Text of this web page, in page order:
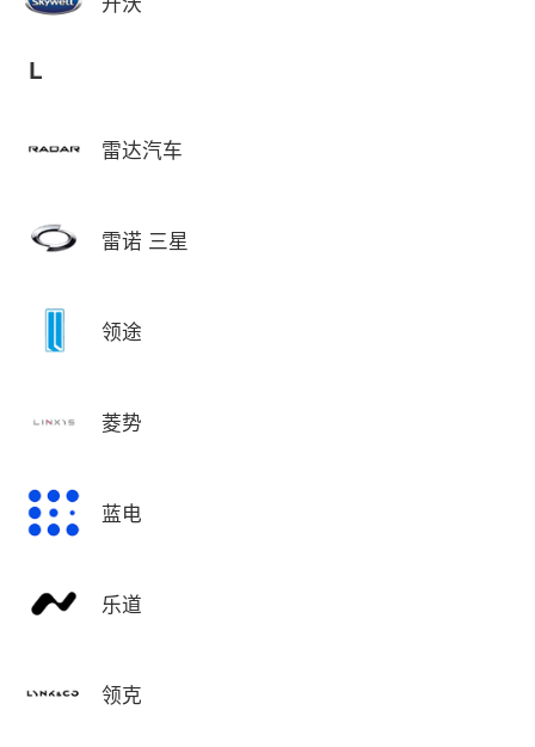
L
雷达汽车
雷诺 三星
领途
菱势
蓝电
乐道
领克